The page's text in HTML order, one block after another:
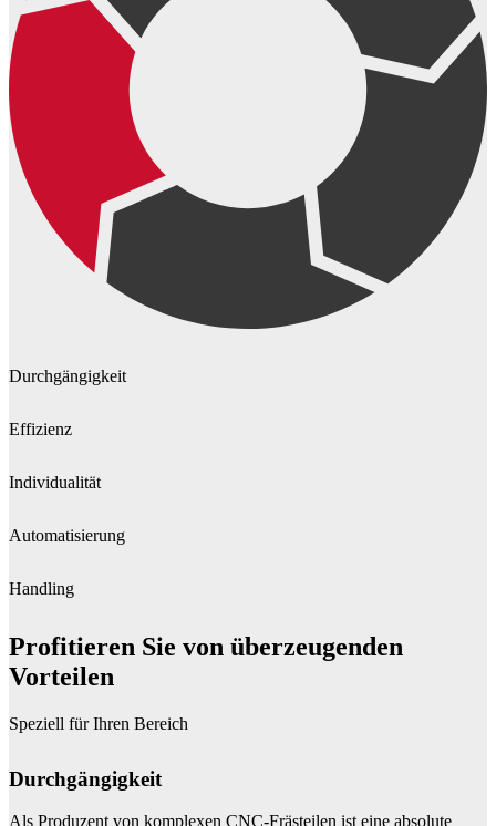
Durchgängigkeit
Effizienz
Individualität
Automatisierung
Handling
Profitieren Sie von überzeugenden
Vorteilen
Speziell für Ihren Bereich
Durchgängigkeit
Als Produzent von komplexen CNC-Frästeilen ist eine absolute